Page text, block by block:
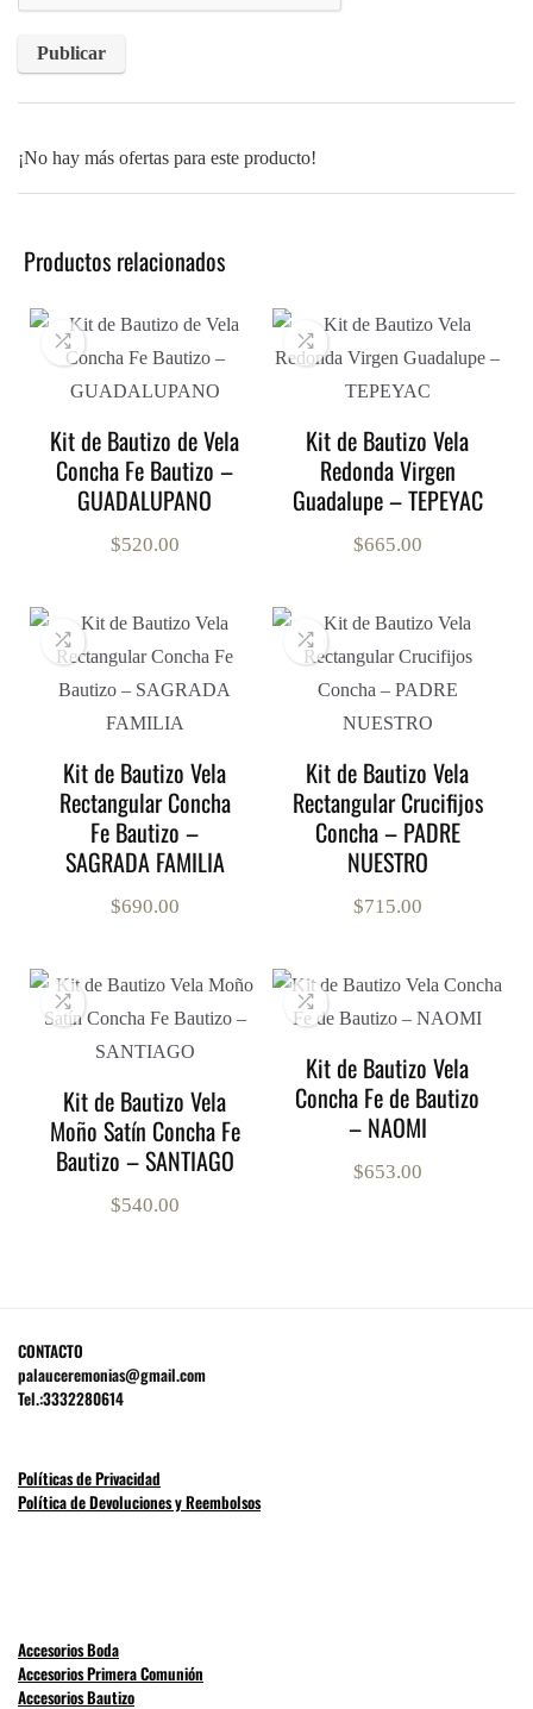
¡No hay más ofertas para este producto!
Productos relacionados
Kit de Bautizo de Vela
Concha Fe Bautizo –
GUADALUPANO
$520.00
Kit de Bautizo Vela
Redonda Virgen
Guadalupe – TEPEYAC
$665.00
Kit de Bautizo Vela
Rectangular Concha
Fe Bautizo –
SAGRADA FAMILIA
$690.00
Kit de Bautizo Vela
Rectangular Crucifijos
Concha – PADRE
NUESTRO
$715.00
Kit de Bautizo Vela
Moño Satín Concha Fe
Bautizo – SANTIAGO
$540.00
Kit de Bautizo Vela
Concha Fe de Bautizo
– NAOMI
$653.00
CONTACTO
palauceremonias@gmail.com
Tel.:3332280614
Políticas de Privacidad
Política de Devoluciones y Reembolsos
Accesorios Boda
Accesorios Primera Comunión
Accesorios Bautizo